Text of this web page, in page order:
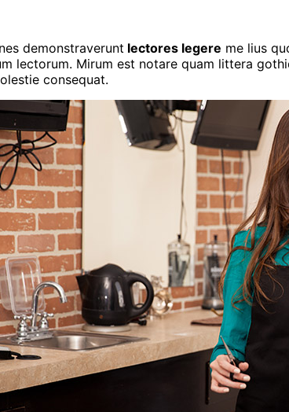
demonstraverunt lectores legere me lius
lectorum. Mirum est notare quam littera
consequat.